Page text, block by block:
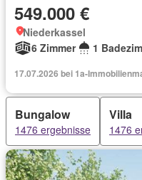
549.000 €
Niederkassel
6 Zimmer
1
17.07.2026 bei 1a-
Bungalow
1476 ergebnisse
Villa
1476